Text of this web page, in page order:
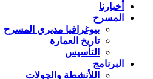
أخبارنا
المسرح
بيوغرافيا مديري المسرح
تاريخ العمارة
التأسيس
البرنامج
اللأنشطة والجولات